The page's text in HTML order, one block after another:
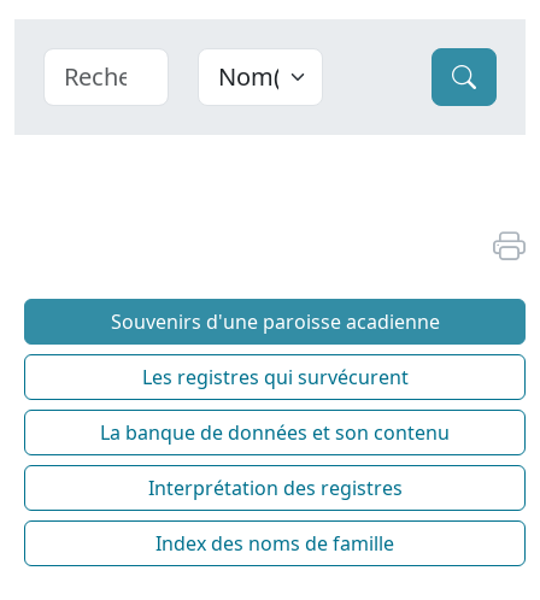
Souvenirs d'une paroisse acadienne
Les registres qui survécurent
La banque de données et son contenu
Interprétation des registres
Index des noms de famille